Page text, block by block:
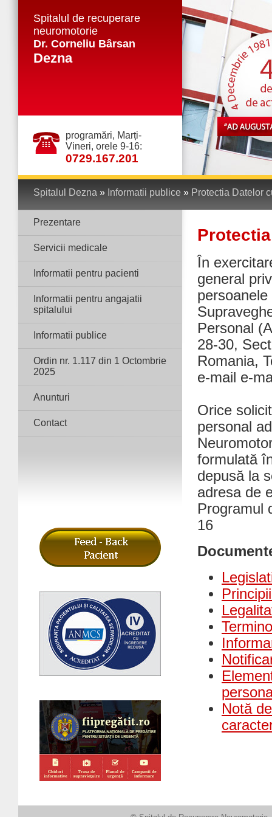
Spitalul de recuperare
neuromotorie
Dr. Corneliu Bârsan
Dezna
programări, Marți-
Vineri, orele 9-16:
0729.167.201
Spitalul Dezna » Informatii publice » Protectia Datelor
Prezentare
Servicii medicale
Informatii pentru pacienti
Informatii pentru angajatii
spitalului
Informatii publice
Ordin nr. 1.117 din 1 Octombrie
2025
Anunturi
Contact
În
general
Personal
28-30,
Romania,
e-mail e-
Orice
personal
formulată
depusă la
adresa de
Programul
16
Notă